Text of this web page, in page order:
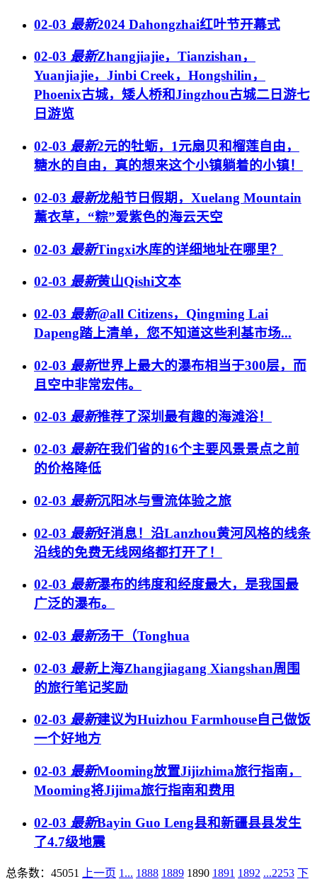
02-03 最新2024 Dahongzhai红叶节开幕式
02-03 最新Zhangjiajie，Tianzishan，
Yuanjiajie，Jinbi Creek，Hongshilin，
Phoenix古城，矮人桥和Jingzhou古城二日游七
日游览
02-03 最新2元的牡蛎，1元扇贝和榴莲自由，
糖水的自由，真的想来这个小镇躺着的小镇！
02-03 最新龙船节日假期，Xuelang Mountain
薰衣草，“粽”爱紫色的海云天空
02-03 最新Tingxi水库的详细地址在哪里？
02-03 最新黄山Qishi文本
02-03 最新@all Citizens，Qingming Lai
Dapeng踏上清单，您不知道这些利基市场...
02-03 最新世界上最大的瀑布相当于300层，而
且空中非常宏伟。
02-03 最新推荐了深圳最有趣的海滩浴！
02-03 最新在我们省的16个主要风景景点之前
的价格降低
02-03 最新沉阳冰与雪流体验之旅
02-03 最新好消息！沿Lanzhou黄河风格的线条
沿线的免费无线网络都打开了！
02-03 最新瀑布的纬度和经度最大，是我国最
广泛的瀑布。
02-03 最新汤干（Tonghua
02-03 最新上海Zhangjiagang Xiangshan周围
的旅行笔记奖励
02-03 最新建议为Huizhou Farmhouse自己做饭
一个好地方
02-03 最新Mooming放置Jijizhima旅行指南，
Mooming将Jijima旅行指南和费用
02-03 最新Bayin Guo Leng县和新疆县县发生
了4.7级地震
总条数：45051 上一页 1... 1888 1889 1890 1891 1892 ...2253 下